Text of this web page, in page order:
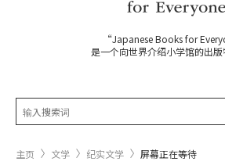
“Japanese Books for
是一个向世界介绍小学馆的出
主页 文学 纪实文学 屏幕正在等待